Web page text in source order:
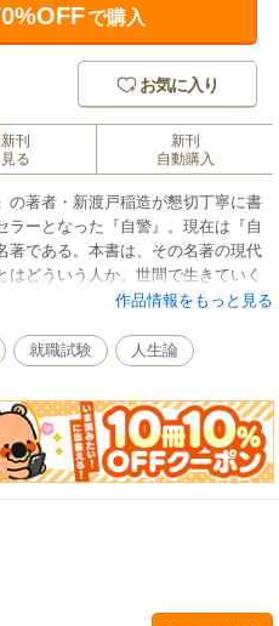
で購入
お気に入り
刊
る
新刊
自動購入
の著者・新渡戸稲造が懇切丁寧に書
ラーとなった『自警』。現在は『自
著である。本書は、その名著の現代
どういう人か。世間で生きていく
報酬への考え方とは。職業を選択す
峙するべきか。「理想」に近づ
・・。自らの体験をベースにしつ
羅されている。ますますグローバル
容はまったく古びることはない。人
いくための生き方の「処方箋」が、
作品情報をもっと見る
就職試験 人生論